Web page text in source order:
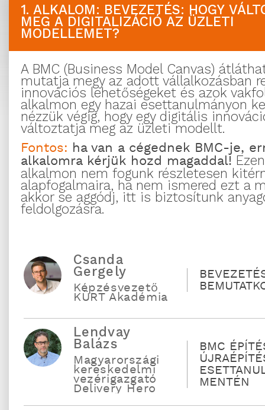
1. ALKALOM: BEVEZETÉS: HOGY
MEG A DIGITALIZÁCIÓ AZ ÜZLETI
MODELLEMET?
A BMC (Business Model Canvas)
mutatja megy az adott vállalkozásban
innovációs lehetőségeket és azok
alkalmon egy hazai esettanulmányon
nézzük végig, hogy egy digitális
változtatja meg az üzleti modellt.
Fontos: ha van a cégednek BMC-je,
alkalomra kérjük hozd magaddal!
alkalmon nem fogunk részletesen
alapfogalmaira, ha nem ismered ezt a
akkor se aggódj, itt is biztosítunk
feldolgozásra.
Csanda
Gergely
Képzésvezető
KÜRT Akadémia
Lendvay
Balázs
Magyarországi
kereskedelmi
vezérigazgató
Delivery Hero
BMC
MENTÉN